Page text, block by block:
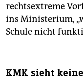
rechtsextreme
ins Ministerium,
Schule nicht
KMK sieht